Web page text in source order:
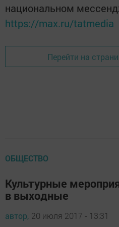
национальном
https://max.ru/tatmedia
Перейти на
ОБЩЕСТВО
Культурные
в выходные
автор, 20 июля 2017 - 13:31